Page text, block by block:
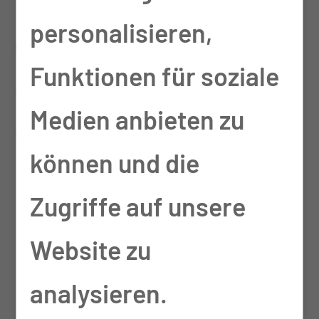
gearbeitet haben und
deswegen habe ich mich
entschieden, mich hier zu
bewerben.
Nun arbeiten Sie seit
personalisieren,
Funktionen für soziale
Medien anbieten zu
können und die
Zugriffe auf unsere
Website zu
analysieren.